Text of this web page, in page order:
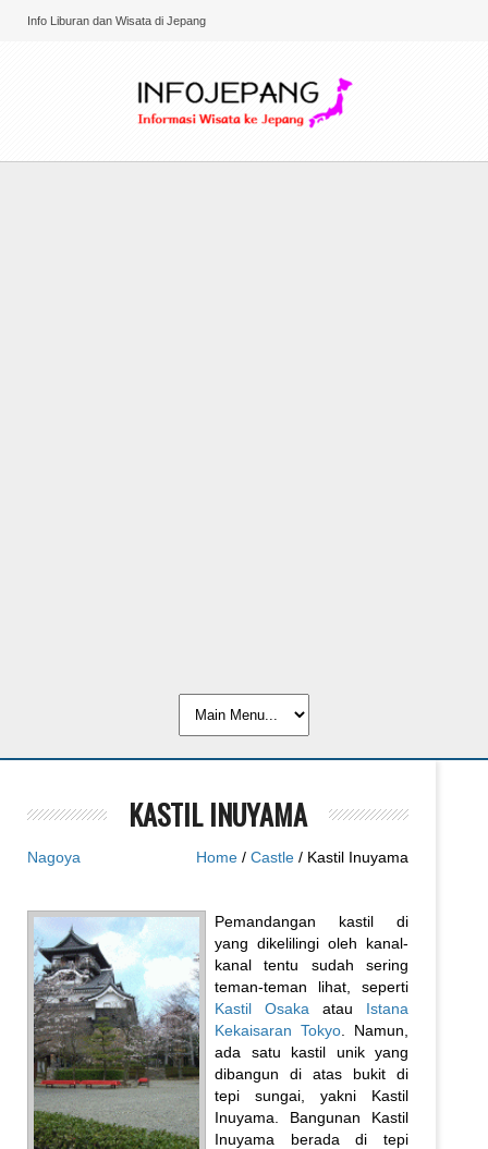
Info Liburan dan Wisata di Jepang
KASTIL INUYAMA
Nagoya Home / Castle / Kastil Inuyama
Pemandangan kastil di
yang dikelilingi oleh kanal-
kanal tentu sudah sering
teman-teman lihat, seperti
Kastil Osaka atau Istana
Kekaisaran Tokyo . Namun,
ada satu kastil unik yang
dibangun di atas bukit di
tepi sungai, yakni Kastil
Inuyama. Bangunan Kastil
Inuyama berada di tepi